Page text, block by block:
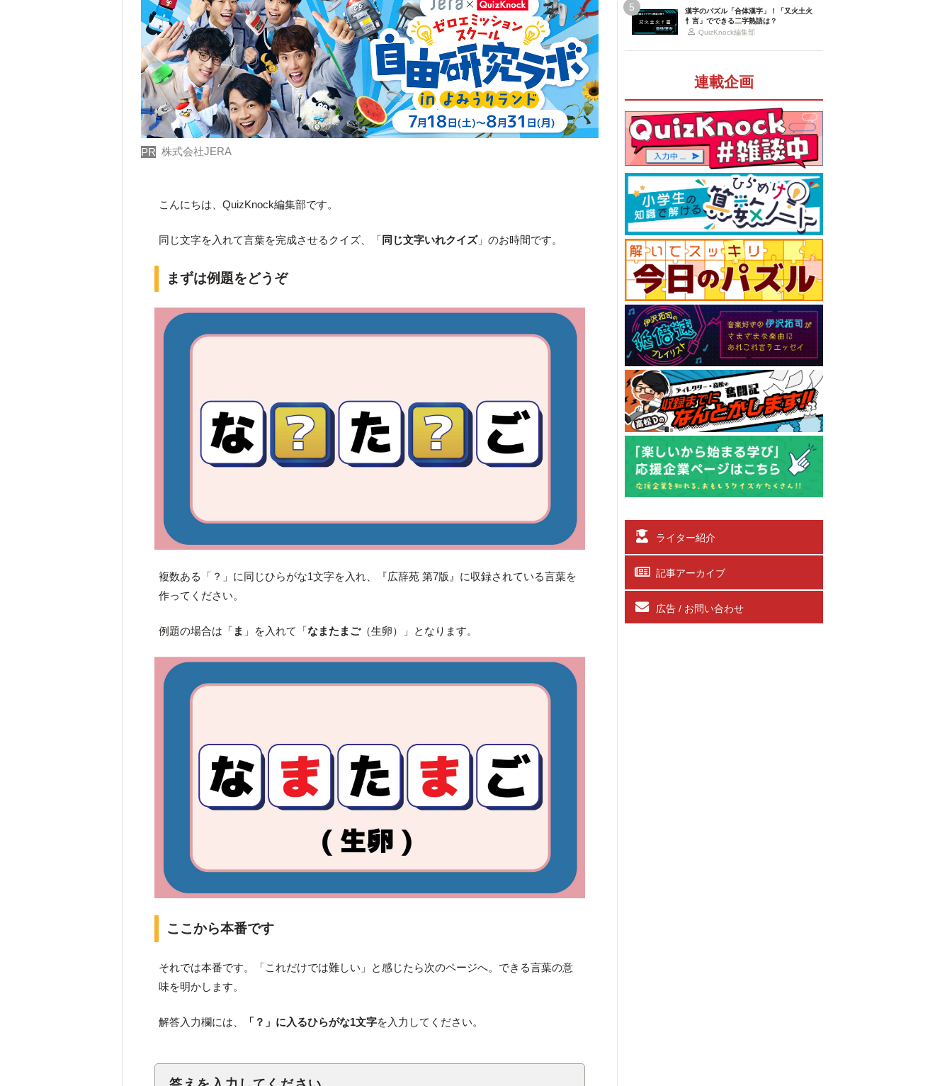
PR 株式会社JERA
こんにちは、QuizKnock編集部です。
同じ文字を入れて言葉を完成させるクイズ、「 同じ文字いれクイズ」のお時間です。
まずは例題をどうぞ
複数ある「？」に同じひらがな1文字を入れ、『広辞苑 第7版』に収録されている言葉を
作ってください。
例題の場合は「 ま 」を入れて「なまたまご（生卵）」となります。
ここから本番です
それでは本番です。「これだけでは難しい」と感じたら次のページへ。できる言葉の意
味を明かします。
解答入力欄には、 「？」に入るひらがな1文字を入力してください。
5
漢字のパズル「合体漢字」！「又火土火
忄言」でできる二字熟語は？
QuizKnock編集部
連載企画
ライター紹介
記事アーカイブ
広告 / お問い合わせ